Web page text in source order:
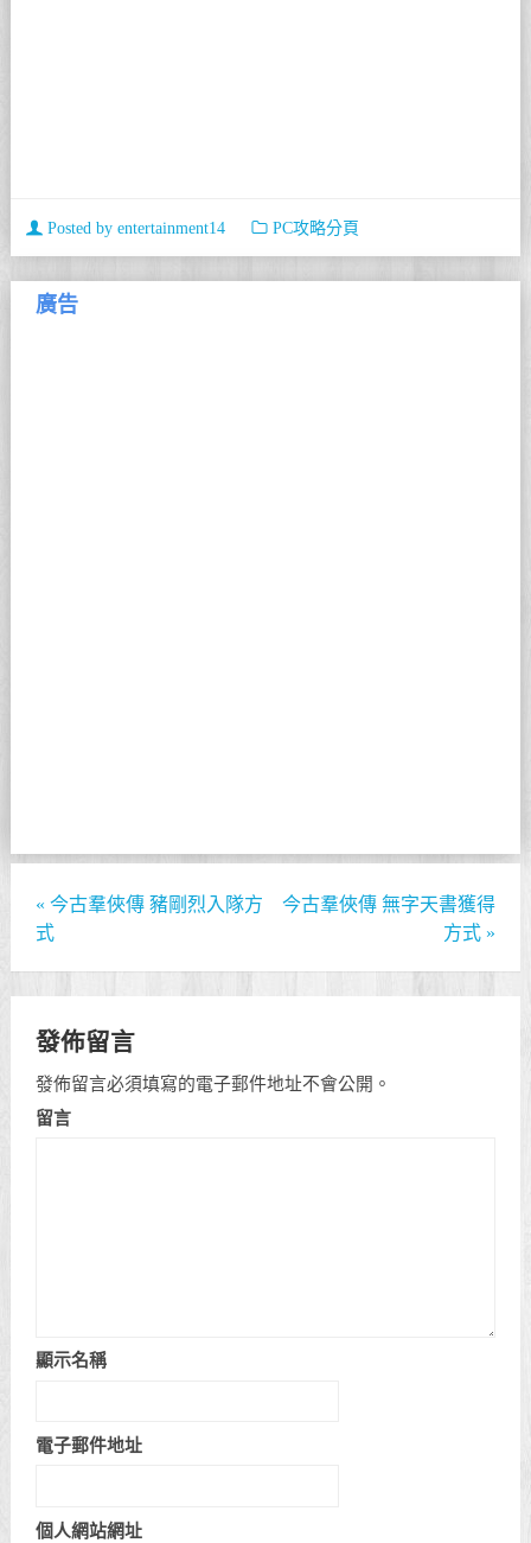
Posted by entertainment14 PC攻略分頁
廣告
« 今古羣俠傳 豬剛烈入隊方
式
今古羣俠傳 無字天書獲得
方式 »
發佈留言
發佈留言必須填寫的電子郵件地址不會公開。
留言
顯示名稱
電子郵件地址
個人網站網址